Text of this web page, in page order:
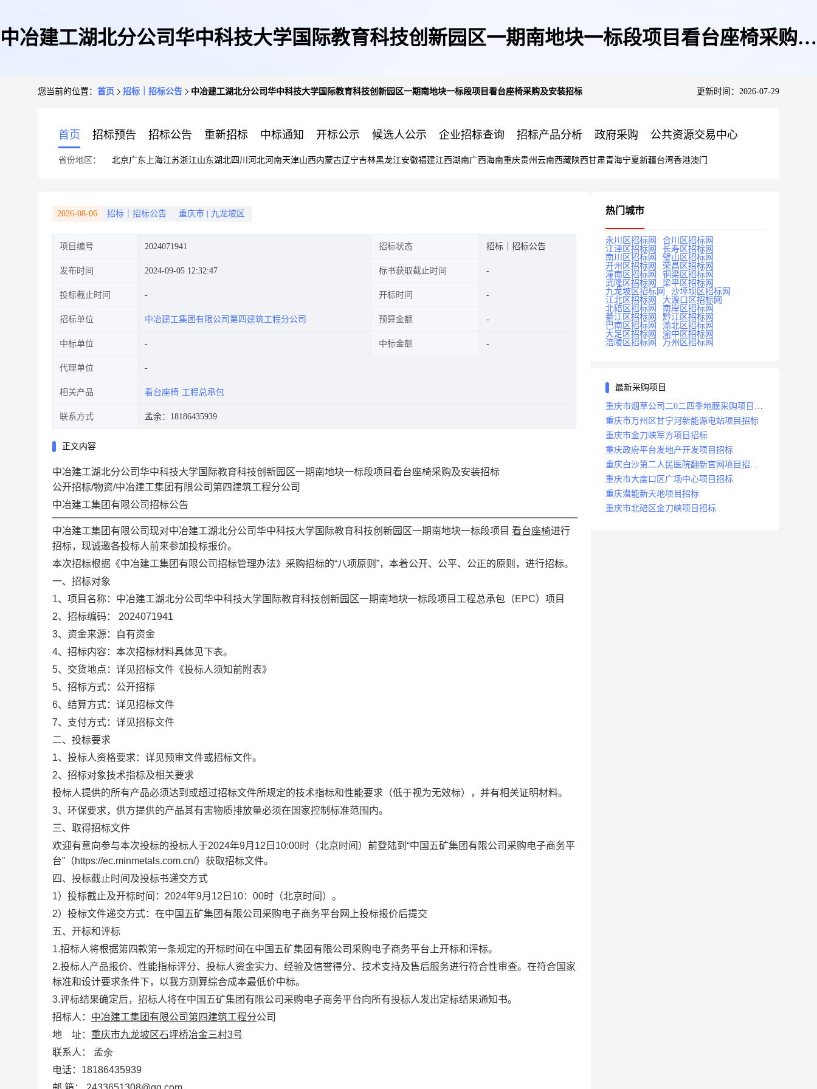
中冶建工湖北分公司华中科技大学国际教育科技创新园区一期南地块一标段项目看台座椅采购及
您当前的位置： 首页 招标｜招标公告 中冶建工湖北分公司华中科技大学国际教育科技创新园区一期南地块一标段项目看台座椅采购及安装招标 更新时间：2026-07-29
首页 招标预告 招标公告 重新招标 中标通知 开标公示 候选人公示 企业招标查询 招标产品分析 政府采购 公共资源交易中心
省份地区： 北京广东 上海江苏浙江山东湖北四川 河北河南天津山西内蒙古辽宁吉林黑龙江安徽福建江西湖南广西海南重庆贵州 云南西藏陕西甘肃青海宁夏新疆台湾香港澳门
2026-08-06 招标｜招标公告 重庆市 九龙坡区
项目编号 2024071941 招标状态 招标｜招标公告
发布时间 2024-09-05 12:32:47 标书获取截止时间
投标截止时间 开标时间
招标单位 中冶建工集团有限公司第四建筑工程分公司 预算金额
中标单位 中标金额
代理单位
相关产品 看台座椅 工程总承包
联系方式 孟余：18186435939
正文内容
中冶建工湖北分公司华中科技大学国际教育科技创新园区一期南地块一标段项目看台座椅采购及安装招标
公开招标/物资/中冶建工集团有限公司第四建筑工程分公司
中冶建工集团有限公司招标公告
中冶建工集团有限公司现对中冶建工湖北分公司华中科技大学国际教育科技创新园区一期南地块一标段项目 看台座椅进行
招标，现诚邀各投标人前来参加投标报价。
本次招标根据《中冶建工集团有限公司招标管理办法》采购招标的“八项原则”，本着公开、公平、公正的原则， 进行招标。
一、招标对象
1、项目名称： 中冶建工湖北分公司华中科技大学国际教育科技创新园区一期南地块一标段项目工程总承包（EPC） 项目
2、招标编码：
2024071941
3、 资金来源：自有资金
4、招标内容：本次招标材料具体见下表。
5、交货地点：详见招标文件《投标人须知前附表》
5、招标方式：公开招标
6、结算方式： 详见招标文件
7、支付方式： 详见招标文件
二、投标要求
1、投标人资格要求 ： 详见预审文件或招标文件。
2、 招标对象技术指标及相关要求
投标人提供的所有产品必须达到或超过招标文件所规定的技术指标和性能要求（低于视为无效标），并有相关证明材料。
3、环保要求，供方提供的产品其有害物质排放量必须在国家控制标准范围内。
三、取得招标文件
欢迎有意向参与本次投标的投标人于2024年9月 12 日 10:00时 （北京时间）前登陆到“中国五矿集团有限公司采购电子商务平
台”（https://ec.minmetals.com.cn/）获取招标文件。
四、投标截止时间及投标书递交方式
1）投标截止及开标时间： 2024年9月 12 日 10：00时 （北京时间） 。
2）投标文件递交方式：在中国五矿集团有限公司采购电子商务平台网上投标报价后提交
五、开标和评标
1.招标人将根据第四款第一条规定的开标时间在中国五矿集团有限公司采购电子商务平台上开标和评标。
2.投标人产品报价、性能指标评分、投标人资金实力、经验及信誉得分、技术支持及售后服务进行符合性审查。在符合国家
标准和设计要求条件下，以我方测算综合成本最低价中标。
3.评标结果确定后，招标人将在中国五矿集团有限公司采购电子商务平台向所有投标人发出定标结果通知书。
招标人： 中冶建工集团有限公司第四建筑工程分公司
地 址： 重庆市九龙坡区石坪桥冶金三村3号
联系人：
孟余
电话： 18186435939
热门城市
永川区招标网
合川区招标网
江津区招标网
长寿区招标网
南川区招标网
璧山区招标网
开州区招标网
荣昌区招标网
潼南区招标网
铜梁区招标网
武隆区招标网
梁平区招标网
九龙坡区招标网
沙坪坝区招标网
江北区招标网
大渡口区招标网
北碚区招标网
南岸区招标网
綦江区招标网
黔江区招标网
巴南区招标网
渝北区招标网
大足区招标网
渝中区招标网
涪陵区招标网
万州区招标网
最新采购项目
重庆市烟草公司二0二四季地膜采购项目招
标公告
重庆市万州区甘宁河新能源电站项目招标
重庆市金刀峡军方项目招标
重庆政府平台发地产开发项目招标
重庆白沙第二人民医院翻新官网项目招标
公告
重庆市大度口区广场中心项目招标
重庆潜能新天地项目招标
重庆市北碚区金刀峡项目招标